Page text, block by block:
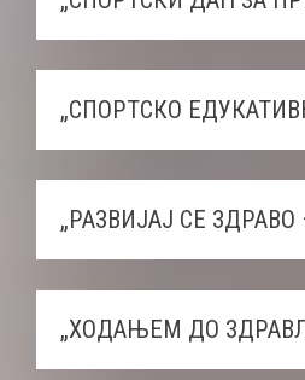
„СПОРТСКО
„РАЗВИЈАЈ СЕ ЗДРАВО
„ХОДАЊЕМ ДО